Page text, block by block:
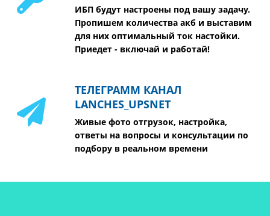
ИБП будут настроены под вашу задачу.
Пропишем количества акб и выставим
для них оптимальный ток настойки.
Приедет - включай и работай!
ТЕЛЕГРАММ КАНАЛ
LANCHES_UPSNET
Живые фото отгрузок, настройка,
ответы на вопросы и консультации по
подбору в реальном времени